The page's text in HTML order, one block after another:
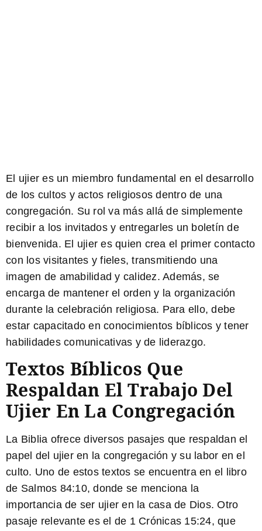
El ujier es un miembro fundamental en el desarrollo
de los cultos y actos religiosos dentro de una
congregación. Su rol va más allá de simplemente
recibir a los invitados y entregarles un boletín de
bienvenida. El ujier es quien crea el primer contacto
con los visitantes y fieles, transmitiendo una
imagen de amabilidad y calidez. Además, se
encarga de mantener el orden y la organización
durante la celebración religiosa. Para ello, debe
estar capacitado en conocimientos bíblicos y tener
habilidades comunicativas y de liderazgo.
Textos Bíblicos Que
Respaldan El Trabajo Del
Ujier En La Congregación
La Biblia ofrece diversos pasajes que respaldan el
papel del ujier en la congregación y su labor en el
culto. Uno de estos textos se encuentra en el libro
de Salmos 84:10, donde se menciona la
importancia de ser ujier en la casa de Dios. Otro
pasaje relevante es el de 1 Crónicas 15:24, que